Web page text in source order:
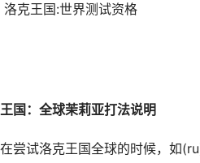
洛克王国:世界测试资格
国：全球茉莉亚打法说明
尝试洛克王国全球的时候，如